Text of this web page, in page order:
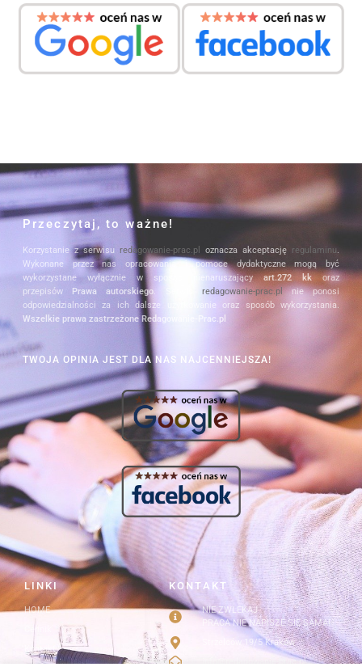
KONTAKT
NIE ZWLEKAJ
PRACA NIE NAPISZE SIĘ SAMA!
Strzelców 19/5 Kraków
info@redagowanie-prac.pl
LINKI
HOME
Kontakt
Przeczytaj, to ważne!
Korzystanie z serwisu redagowanie-prac.pl oznacza akceptację regulaminu.
Wykonane przez nas opracowania i pomoce dydaktyczne mogą być
wykorzystane wyłącznie w sposób nienaruszającyart.272 kkoraz
przepisów Prawa autorskiego. Serwis redagowanie-prac.pl nie ponosi
odpowiedzialności za ich dalsze użytkowanie oraz sposób wykorzystania.
Wszelkie prawa zastrzeżone Redagowanie-Prac.pl
TWOJA OPINIA JEST DLA NAS NAJCENNIEJSZA!